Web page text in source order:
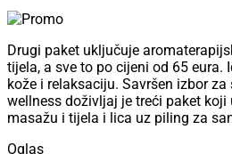
Drugi paket uključuje
tijela, a sve to po cijeni od 65 eura.
kože i relaksaciju. Savršen izbor
wellness doživljaj je treći paket
masažu i tijela i lica uz piling za
Oglas